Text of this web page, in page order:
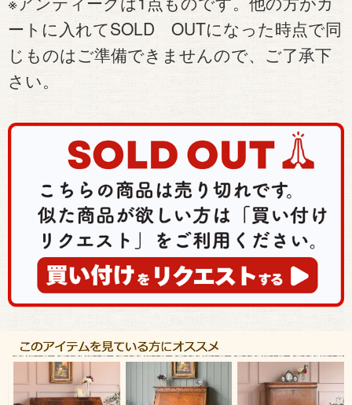
ートに入れてSOLD OUTになった時点で同
じものはご準備できませんので、ご了承下
さい。